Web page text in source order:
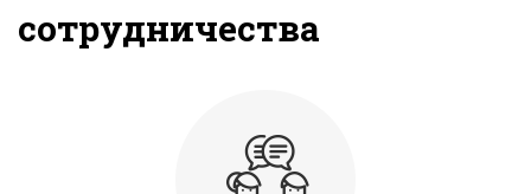
сотрудничества